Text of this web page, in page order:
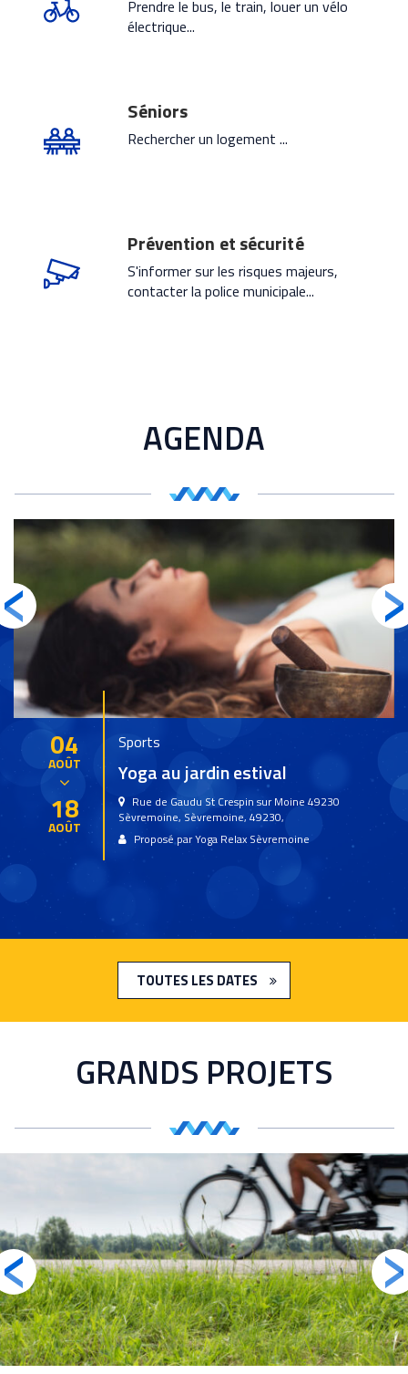
Prendre le bus, le train, louer un vélo
électrique...
Séniors
Rechercher un logement ...
Prévention et sécurité
S'informer sur les risques majeurs,
contacter la police municipale...
AGENDA
Sports
Yoga au jardin estival
Du
04
AOÛT
au
18
AOÛT
Rue de Gaudu St Crespin sur Moine 49230
Sèvremoine, Sèvremoine, 49230,
Proposé par Yoga Relax Sèvremoine
TOUTES LES DATES
GRANDS PROJETS